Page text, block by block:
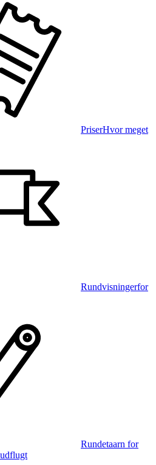
PriserHvor meget
Rundvisningerfor
Rundetaarn for